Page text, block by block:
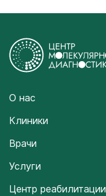
О нас
Клиники
Врачи
Услуги
Центр реабилитации